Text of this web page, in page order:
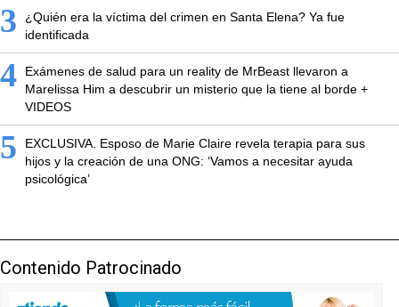
3
¿Quién era la víctima del crimen en Santa Elena? Ya fue
identificada
4
Exámenes de salud para un reality de MrBeast llevaron a
Marelissa Him a descubrir un misterio que la tiene al borde +
VIDEOS
5
EXCLUSIVA. Esposo de Marie Claire revela terapia para sus
hijos y la creación de una ONG: ‘Vamos a necesitar ayuda
psicológica’
Contenido Patrocinado